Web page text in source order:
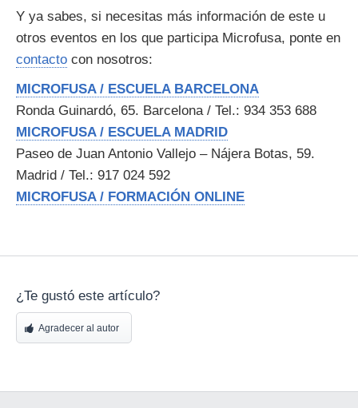
Y ya sabes, si necesitas más información de este u
otros eventos en los que participa Microfusa, ponte en
contacto con nosotros:
MICROFUSA / ESCUELA BARCELONA
Ronda Guinardó, 65. Barcelona / Tel.: 934 353 688
MICROFUSA / ESCUELA MADRID
Paseo de Juan Antonio Vallejo – Nájera Botas, 59.
Madrid / Tel.: 917 024 592
MICROFUSA / FORMACIÓN ONLINE
¿Te gustó este artículo?
Agradecer al autor